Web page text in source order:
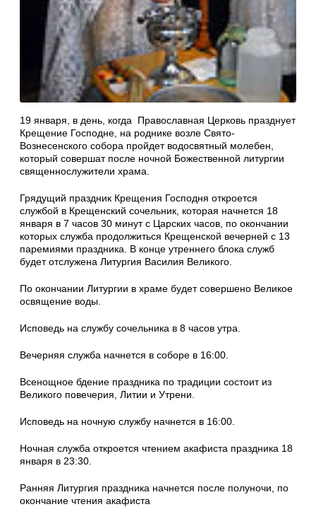
19 января, в день, когда Православная Церковь празднует
Крещение Господне, на роднике возле Свято-
Вознесенского собора пройдет водосвятный молебен,
который совершат после ночной Божественной литургии
священнослужители храма.
Грядущий праздник Крещения Господня откроется
службой в Крещенский сочельник, которая начнется 18
января в 7 часов 30 минут с Царских часов, по окончании
которых служба продолжиться Крещенской вечерней с 13
паремиями праздника. В конце утреннего блока служб
будет отслужена Литургия Василия Великого.
По окончании Литургии в храме будет совершено Великое
освящение воды.
Исповедь на службу сочельника в 8 часов утра.
Вечерняя служба начнется в соборе в 16:00.
Всенощное бдение праздника по традиции состоит из
Великого повечерия, Литии и Утрени.
Исповедь на ночную службу начнется в 16:00.
Ночная служба откроется чтением акафиста праздника 18
января в 23:30.
Ранняя Литургия праздника начнется после полуночи, по
окончание чтения акафиста